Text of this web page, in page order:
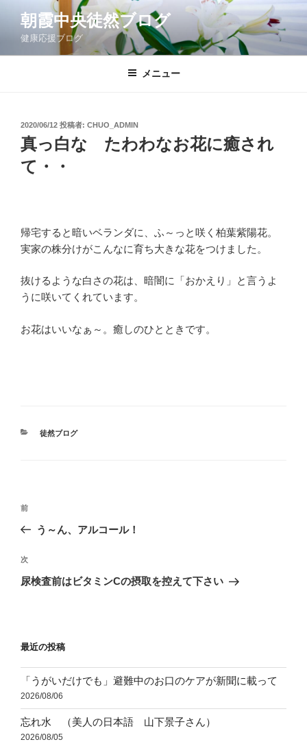
ン
朝霞中央徒然ブログ
健康応援ブログ
メニュー
投
稿
日:
2020/06/12 投稿者: CHUO_ADMIN
真っ白な たわわなお花に癒され
て・・
帰宅すると暗いベランダに、ふ～っと咲く柏葉紫陽花。
実家の株分けがこんなに育ち大きな花をつけました。
抜けるような白さの花は、暗闇に「おかえり」と言うよ
うに咲いてくれています。
お花はいいなぁ～。癒しのひとときです。
カ
徒然ブログ
投
ビ
ゲ
ン
前
の
稿
前
う～ん、アルコール！
次
の
次
尿検査前はビタミンCの摂取を控えて下さい
最近の投稿
「うがいだけでも」避難中のお口のケアが新聞に載って
2026/08/06
忘れ水 （美人の日本語 山下景子さん）
2026/08/05